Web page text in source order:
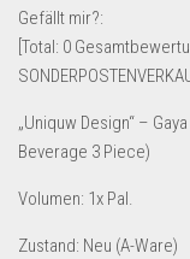
Münzen
Spielzeug & Games
Sport & Freizeit
Wohnen & Einrichten
Restposten-Angebote
Gefällt mir?:
[Total: 0
„Uniquw Design“ –
Beverage 3 Piece)
Volumen: 1x Pal.
Zustand: Neu (A-Ware)